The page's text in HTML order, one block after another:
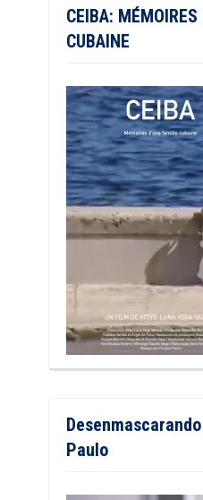
CEIBA: MÉMOIRES
CUBAINE
Paulo